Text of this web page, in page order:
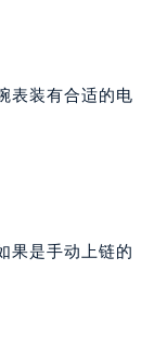
表装有合适的电
果是手动上链的